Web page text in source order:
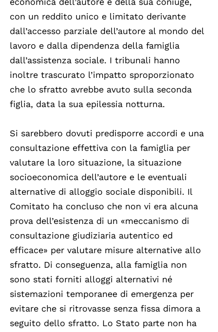
con un reddito unico e limitato derivante
dall’accesso parziale dell’autore al mondo del
lavoro e dalla dipendenza della famiglia
dall’assistenza sociale. I tribunali hanno
inoltre trascurato l’impatto sproporzionato
che lo sfratto avrebbe avuto sulla seconda
figlia, data la sua epilessia notturna.
Si sarebbero dovuti predisporre accordi e una
consultazione effettiva con la famiglia per
valutare la loro situazione, la situazione
socioeconomica dell’autore e le eventuali
alternative di alloggio sociale disponibili. Il
Comitato ha concluso che non vi era alcuna
prova dell’esistenza di un «meccanismo di
consultazione giudiziaria autentico ed
efficace» per valutare misure alternative allo
sfratto. Di conseguenza, alla famiglia non
sono stati forniti alloggi alternativi né
sistemazioni temporanee di emergenza per
evitare che si ritrovasse senza fissa dimora a
seguito dello sfratto. Lo Stato parte non ha